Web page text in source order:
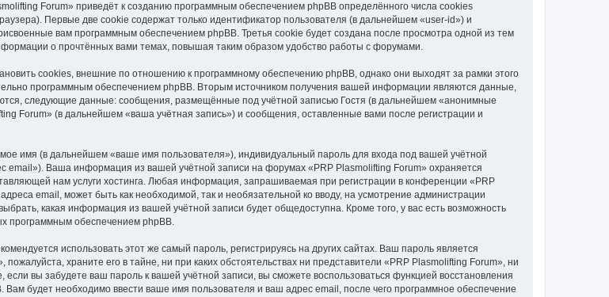
Forum» приведёт к созданию программным обеспечением phpBB определённого числа cookies
Первые две cookie содержат только идентификатор пользователя (в дальнейшем «user-id») и
вам программным обеспечением phpBB. Третья cookie будет создана после просмотра одной из тем
о прочтённых вами темах, повышая таким образом удобство работы с форумами.
cookies, внешние по отношению к программному обеспечению phpBB, однако они выходят за рамки этого
программным обеспечением phpBB. Вторым источником получения вашей информации являются данные,
следующие данные: сообщения, размещённые под учётной записью Гостя (в дальнейшем «анонимные
Forum» (в дальнейшем «ваша учётная запись») и сообщения, оставленные вами после регистрации и
имя (в дальнейшем «ваше имя пользователя»), индивидуальный пароль для входа под вашей учётной
Ваша информация из вашей учётной записи на форумах «PRP Plasmolifting Forum» охраняется
нам услуги хостинга. Любая информация, запрашиваемая при регистрации в конференции «PRP
email, может быть как необходимой, так и необязательной ко вводу, на усмотрение администрации
какая информация из вашей учётной записи будет общедоступна. Кроме того, у вас есть возможность
программным обеспечением phpBB.
использовать этот же самый пароль, регистрируясь на других сайтах. Ваш пароль является
храните его в тайне, ни при каких обстоятельствах ни представители «PRP Plasmolifting Forum», ни
вы забудете ваш пароль к вашей учётной записи, вы сможете воспользоваться функцией восстановления
будет необходимо ввести ваше имя пользователя и ваш адрес email, после чего программное обеспечение